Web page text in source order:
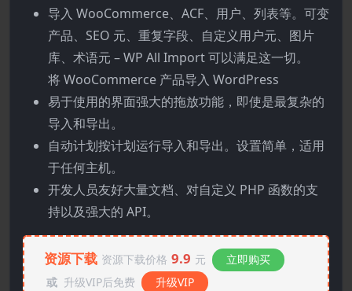
导入 WooCommerce、ACF、用户、列表等。可变
产品、SEO 元、重复字段、自定义用户元、图片
库、术语元 – WP All Import 可以满足这一切。
将 WooCommerce 产品导入 WordPress
易于使用的界面强大的拖放功能，即使是最复杂的
导入和导出。
自动计划按计划运行导入和导出。设置简单，适用
于任何主机。
开发人员友好大量文档、对自定义 PHP 函数的支
持以及强大的 API。
资源下载 资源下载价格 9.9 元
立即购买
或 升级VIP后免费 升级VIP